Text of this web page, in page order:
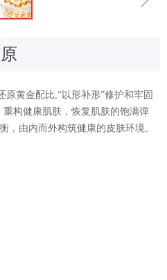
黄金配比,“以形补形”修护和牢固
构健康肌肤，恢复肌肤的饱满弹
，由内而外构筑健康的皮肤环境。